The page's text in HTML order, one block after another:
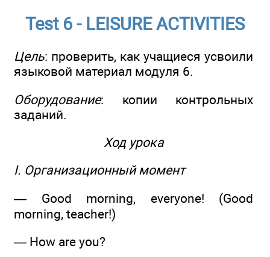
Test 6 - LEISURE ACTIVITIES
Цель: проверить, как учащиеся усвоили
языковой материал модуля 6.
Оборудование: копии контрольных
заданий.
Ход урока
I. Организационный момент
— Good morning, everyone! (Good
morning, teacher!)
— How are you?